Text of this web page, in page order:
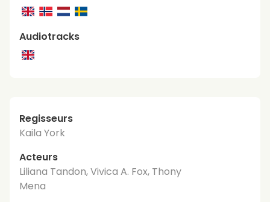
Audiotracks
Regisseurs
Kaila York
Acteurs
Liliana Tandon, Vivica A. Fox, Thony
Mena